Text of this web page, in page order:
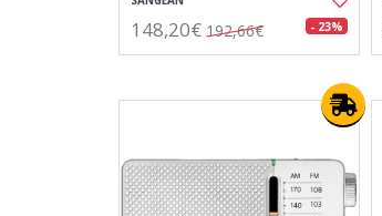
148,20€ 192,66€ - 23%